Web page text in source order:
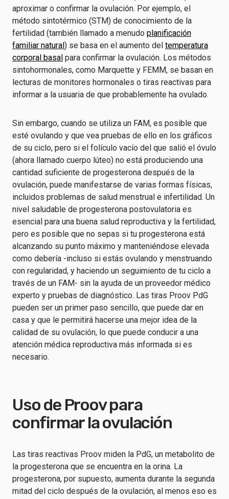
aproximar o confirmar la ovulación. Por ejemplo, el
método sintotérmico (STM) de conocimiento de la
fertilidad (también llamado a menudo planificación
familiar natural) se basa en el aumento del temperatura
corporal basal para confirmar la ovulación. Los métodos
sintohormonales, como Marquette y FEMM, se basan en
lecturas de monitores hormonales o tiras reactivas para
informar a la usuaria de que probablemente ha ovulado.
Sin embargo, cuando se utiliza un FAM, es posible que
esté ovulando y que vea pruebas de ello en los gráficos
de su ciclo, pero si el folículo vacío del que salió el óvulo
(ahora llamado cuerpo lúteo) no está produciendo una
cantidad suficiente de progesterona después de la
ovulación, puede manifestarse de varias formas físicas,
incluidos problemas de salud menstrual e infertilidad. Un
nivel saludable de progesterona postovulatoria es
esencial para una buena salud reproductiva y la fertilidad,
pero es posible que no sepas si tu progesterona está
alcanzando su punto máximo y manteniéndose elevada
como debería -incluso si estás ovulando y menstruando
con regularidad, y haciendo un seguimiento de tu ciclo a
través de un FAM- sin la ayuda de un proveedor médico
experto y pruebas de diagnóstico. Las tiras Proov PdG
pueden ser un primer paso sencillo, que puede dar en
casa y que le permitirá hacerse una mejor idea de la
calidad de su ovulación, lo que puede conducir a una
atención médica reproductiva más informada si es
necesario.
Uso de Proov para
confirmar la ovulación
Las tiras reactivas Proov miden la PdG, un metabolito de
la progesterona que se encuentra en la orina. La
progesterona, por supuesto, aumenta durante la segunda
mitad del ciclo después de la ovulación, al menos eso es